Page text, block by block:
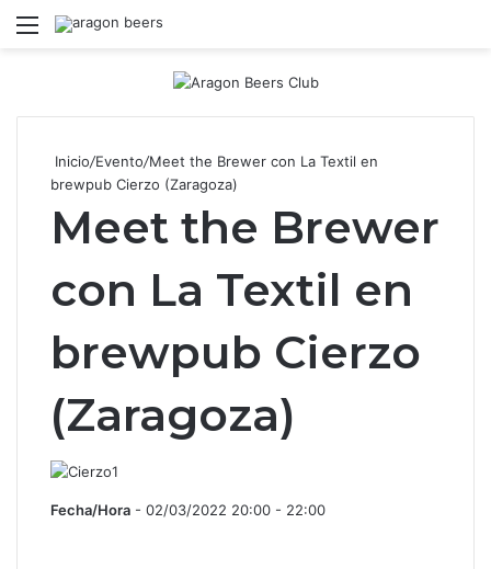
Menú
Inicio/Evento/Meet the Brewer con La Textil en
brewpub Cierzo (Zaragoza)
Meet the Brewer
con La Textil en
brewpub Cierzo
(Zaragoza)
Fecha/Hora - 02/03/2022 20:00 - 22:00